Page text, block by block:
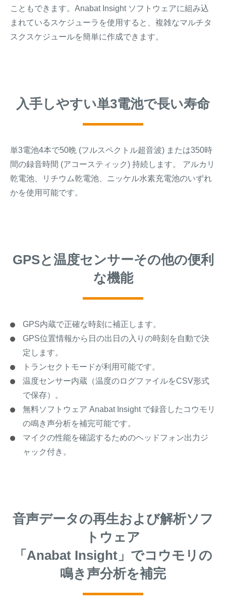
こともできます。Anabat Insight ソフトウェアに組み込
まれているスケジューラを使用すると、複雑なマルチタ
スクスケジュールを簡単に作成できます。
入手しやすい単3電池で長い寿命
単3電池4本で50晩 (フルスペクトル超音波) または350時
間の録音時間 (アコースティック) 持続します。 アルカリ
乾電池、リチウム乾電池、ニッケル水素充電池のいずれ
かを使用可能です。
GPSと温度センサーその他の便利
な機能
GPS内蔵で正確な時刻に補正します。
GPS位置情報から日の出日の入りの時刻を自動で決
定します。
トランセクトモードが利用可能です。
温度センサー内蔵（温度のログファイルをCSV形式
で保存）。
無料ソフトウェア Anabat Insight で録音したコウモリ
の鳴き声分析を補完可能です。
マイクの性能を確認するためのヘッドフォン出力ジ
ャック付き。
音声データの再生および解析ソフ
トウェア
「Anabat Insight」でコウモリの
鳴き声分析を補完